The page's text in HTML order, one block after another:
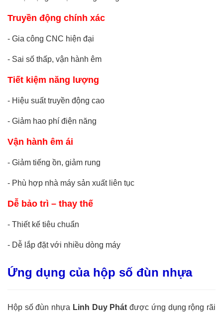
Truyền động chính xác
- Gia công CNC hiện đại
- Sai số thấp, vận hành êm
Tiết kiệm năng lượng
- Hiệu suất truyền động cao
- Giảm hao phí điện năng
Vận hành êm ái
- Giảm tiếng ồn, giảm rung
- Phù hợp nhà máy sản xuất liên tục
Dễ bảo trì – thay thế
- Thiết kế tiêu chuẩn
- Dễ lắp đặt với nhiều dòng máy
Ứng dụng của hộp số đùn nhựa
Hộp số đùn nhựa Linh Duy Phát được ứng dụng rộng rãi